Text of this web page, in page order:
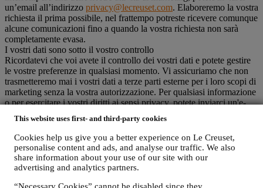
This website uses first- and third-party cookies
Cookies help us give you a better experience on Le Creuset,
personalise content and ads, and analyse our traffic. We also
share information about your use of our site with our
advertising and analytics partners.
un’email all’indirizzo privacy@lecreuset.com. Elaboreremo la vostra
richiesta il prima possibile, nel frattempo potreste ricevere comunque
alcune comunicazioni fino a quando la vostra richiesta non sarà
completamente evasa.
I vostri dati sono sotto il vostro controllo
Ricordatevi che voi avete il controllo dei vostri dati e potete gestire
le vostre preferenze in qualsiasi momento. Vi assicuriamo che non
trasmetteremo mai i vostri dati a terze parti esterne per i loro scopi di
marketing senza la vostra autorizzazione. Per qualsiasi informazione
o per esercitare i vostri diritti ai sensi privacy, potete inviarci un'e-
richiesta e vi risponderemo in modo tempestivo.
Informativa Sulla Privacy Di Le Creuset Completa
Le Creuset è impegnata a proteggere i vostri dati personali e la
vostra privacy e la presente Informativa illustra in che modo